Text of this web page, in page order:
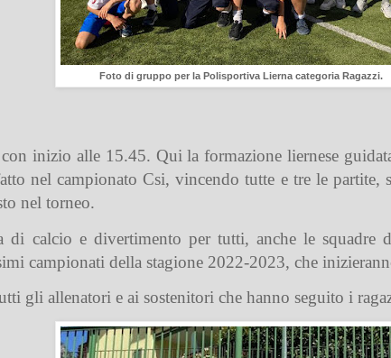
Foto di gruppo per la Polisportiva Lierna categoria Ragazzi.
inizio alle 15.45. Qui la formazione liernese
nel campionato Csi, vincendo tutte e tre le partite,
nel torneo.
di calcio e divertimento per tutti, anche le squadre
campionati della stagione 2022-2023, che
gli allenatori e ai sostenitori che hanno seguito i